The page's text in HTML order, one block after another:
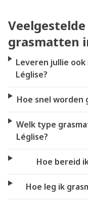
grasmatten
Leveren jullie
Léglise?
Hoe snel worden
Welk type
Léglise?
Hoe bereid
Hoe leg ik